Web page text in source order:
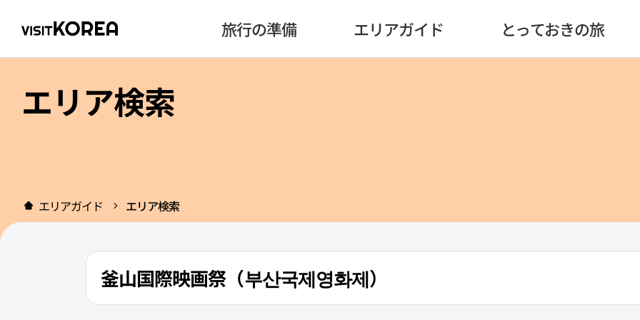
旅行の準備 エリアガイド とっておきの旅
エリア検索
エリアガイド エリア検索
釜山国際映画祭（부산국제영화제）